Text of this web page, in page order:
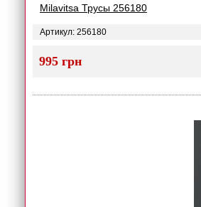
Milavitsa Трусы 256180
Артикул: 256180
995 грн